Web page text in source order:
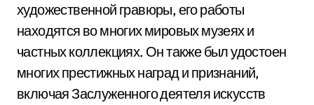
художественной гравюры, его работы
находятся во многих мировых музеях и
частных коллекциях. Он также был удостоен
многих престижных наград и признаний,
включая Заслуженного деятеля искусств